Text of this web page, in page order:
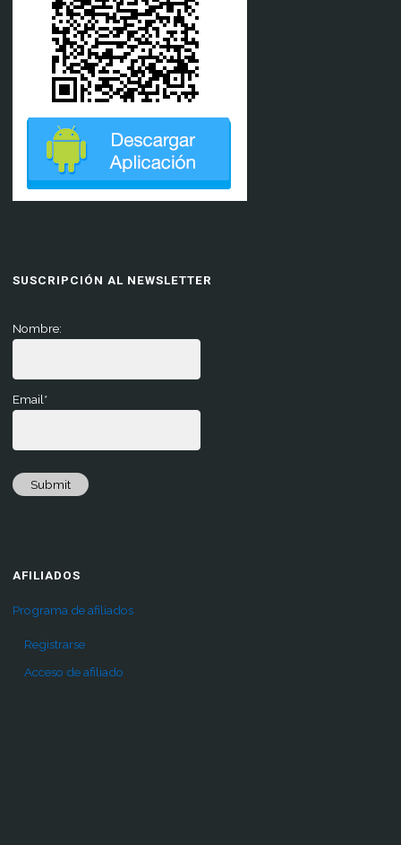
SUSCRIPCIÓN AL NEWSLETTER
Nombre:
Email*
Submit
AFILIADOS
Programa de afiliados
Registrarse
Acceso de afiliado